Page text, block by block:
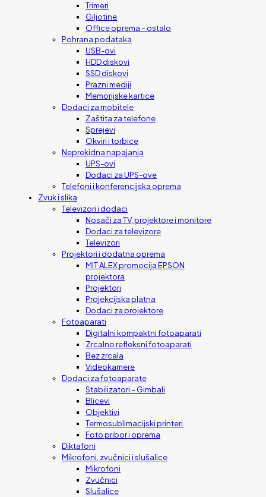
Trimeri
Giljotine
Office oprema – ostalo
Pohrana podataka
USB-ovi
HDD diskovi
SSD diskovi
Prazni mediji
Memorijske kartice
Dodaci za mobitele
Zaštita za telefone
Sprejevi
Okviri i torbice
Neprekidna napajanja
UPS-ovi
Dodaci za UPS-ove
Telefoni i konferencijska oprema
Zvuk i slika
Televizori i dodaci
Nosači za TV, projektore i monitore
Dodaci za televizore
Televizori
Projektori i dodatna oprema
MIT ALEX promocija EPSON
projektora
Projektori
Projekcijska platna
Dodaci za projektore
Fotoaparati
Digitalni kompaktni fotoaparati
Zrcalno refleksni fotoaparati
Bez zrcala
Videokamere
Dodaci za fotoaparate
Stabilizatori – Gimbali
Blicevi
Objektivi
Termosublimacijski printeri
Foto pribor i oprema
Diktafoni
Mikrofoni, zvučnici i slušalice
Mikrofoni
Zvučnici
Slušalice